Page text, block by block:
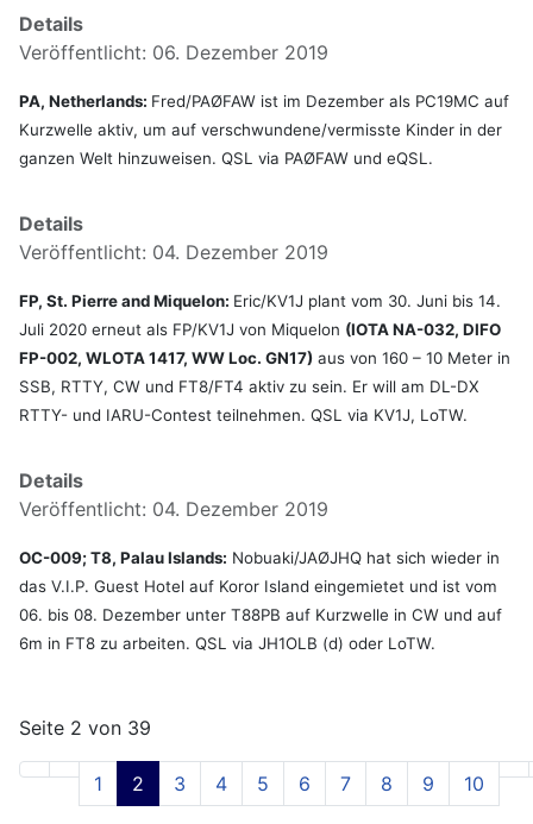
Details
Veröffentlicht: 06. Dezember 2019
PA, Netherlands: Fred/PAØFAW ist im Dezember als PC19MC auf
Kurzwelle aktiv, um auf verschwundene/vermisste Kinder in der
ganzen Welt hinzuweisen. QSL via PAØFAW und eQSL.
Details
Veröffentlicht: 04. Dezember 2019
FP, St. Pierre and Miquelon: Eric/KV1J plant vom 30. Juni bis 14.
Juli 2020 erneut als FP/KV1J von Miquelon (IOTA NA-032, DIFO
FP-002, WLOTA 1417, WW Loc. GN17) aus von 160 – 10 Meter in
SSB, RTTY, CW und FT8/FT4 aktiv zu sein. Er will am DL-DX
RTTY- und IARU-Contest teilnehmen. QSL via KV1J, LoTW.
Details
Veröffentlicht: 04. Dezember 2019
OC-009; T8, Palau Islands: Nobuaki/JAØJHQ hat sich wieder in
das V.I.P. Guest Hotel auf Koror Island eingemietet und ist vom
06. bis 08. Dezember unter T88PB auf Kurzwelle in CW und auf
6m in FT8 zu arbeiten. QSL via JH1OLB (d) oder LoTW.
Seite 2 von 39
1 2 3 4 5 6 7 8 9 10